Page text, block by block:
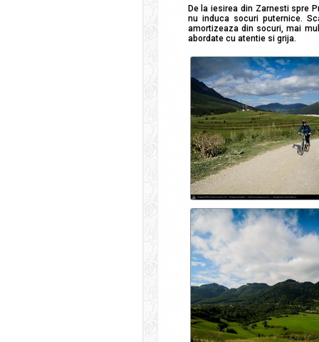
De la iesirea din Zarnesti spre
nu induca socuri puternice.
amortizeaza din socuri, mai
abordate cu atentie si grija.